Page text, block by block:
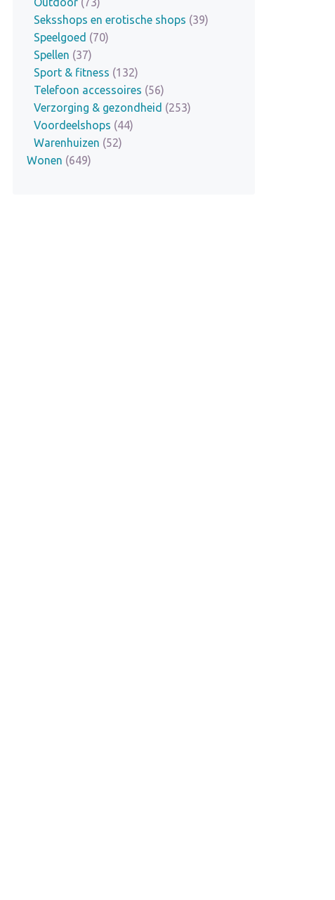
Seksshops en erotische shops (39)
Speelgoed (70)
Spellen (37)
Sport & fitness (132)
Telefoon accessoires (56)
Verzorging & gezondheid (253)
Voordeelshops (44)
Warenhuizen (52)
Wonen (649)